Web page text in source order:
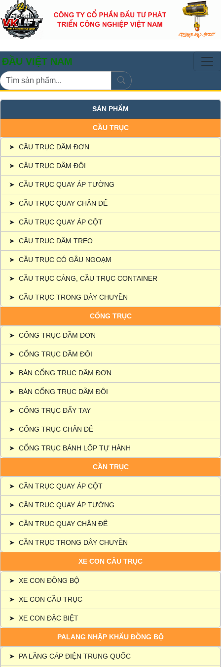
NAM
SẢN PHẨM
CẦU TRỤC
➤ CẦU TRỤC DẦM ĐƠN
➤ CẦU TRỤC DẦM ĐÔI
➤ CẦU TRỤC QUAY ÁP TƯỜNG
➤ CẦU TRỤC QUAY CHÂN ĐẾ
➤ CẦU TRỤC QUAY ÁP CỘT
➤ CẦU TRỤC DẦM TREO
➤ CẦU TRỤC CÓ GẦU NGOẠM
➤ CẦU TRỤC CẢNG, CẦU TRỤC CONTAINER
➤ CẦU TRỤC TRONG DÂY CHUYỀN
CỔNG TRỤC
➤ CỔNG TRỤC DẦM ĐƠN
➤ CỔNG TRỤC DẦM ĐÔI
➤ BÁN CỔNG TRỤC DẦM ĐƠN
➤ BÁN CỔNG TRỤC DẦM ĐÔI
➤ CỔNG TRỤC ĐẨY TAY
➤ CỔNG TRỤC CHÂN DÊ
➤ CỔNG TRỤC BÁNH LỐP TỰ HÀNH
CẦN TRỤC
➤ CẦN TRỤC QUAY ÁP CỘT
➤ CẦN TRỤC QUAY ÁP TƯỜNG
➤ CẦN TRỤC QUAY CHÂN ĐẾ
➤ CẦN TRỤC TRONG DÂY CHUYỀN
XE CON CẦU TRỤC
➤ XE CON ĐỒNG BỘ
➤ XE CON CẦU TRỤC
➤ XE CON ĐẶC BIỆT
PALANG NHẬP KHẨU ĐỒNG BỘ
➤ PA LĂNG CÁP ĐIỆN TRUNG QUỐC